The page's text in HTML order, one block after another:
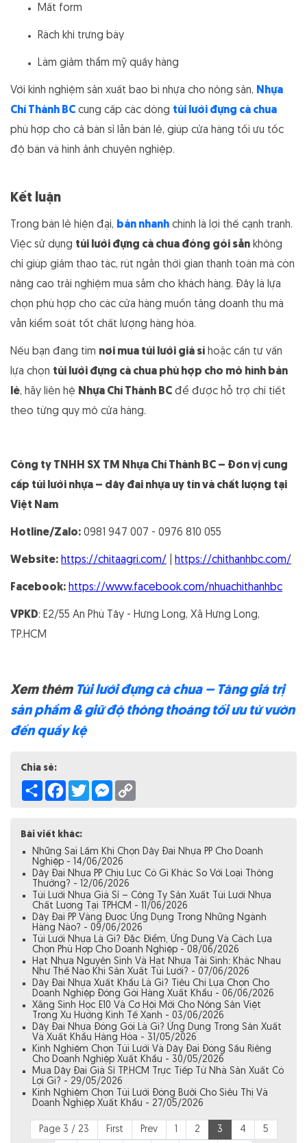
Mất form
Rách khi trưng bày
Làm giảm thẩm mỹ quầy hàng
Với kinh nghiệm sản xuất bao bì nhựa cho nông sản, Nhựa
Chí Thành BC cung cấp các dòng túi lưới đựng cà chua
phù hợp cho cả bán sỉ lẫn bán lẻ, giúp cửa hàng tối ưu tốc
độ bán và hình ảnh chuyên nghiệp.
Kết luận
Trong bán lẻ hiện đại, bán nhanh chính là lợi thế cạnh tranh.
Việc sử dụng túi lưới đựng cà chua đóng gói sẵn không
chỉ giúp giảm thao tác, rút ngắn thời gian thanh toán mà còn
nâng cao trải nghiệm mua sắm cho khách hàng. Đây là lựa
chọn phù hợp cho các cửa hàng muốn tăng doanh thu mà
vẫn kiểm soát tốt chất lượng hàng hóa.
Nếu bạn đang tìm nơi mua túi lưới giá sỉ hoặc cần tư vấn
lựa chọn túi lưới đựng cà chua phù hợp cho mô hình bán
lẻ, hãy liên hệ Nhựa Chí Thành BC để được hỗ trợ chi tiết
theo từng quy mô cửa hàng.
Công ty TNHH SX TM Nhựa Chí Thành BC – Đơn vị cung
cấp túi lưới nhựa – dây đai nhựa uy tín và chất lượng tại
Việt Nam
Hotline/Zalo: 0981 947 007 - 0976 810 055
Website: https://chitaagri.com/ https://chithanhbc.com/
Facebook: https://www.facebook.com/nhuachithanhbc
VPKD: E2/55 An Phú Tây - Hưng Long, Xã Hưng Long,
TP.HCM
Xem thêm Túi lưới đựng cà chua – Tăng giá trị
sản phẩm & giữ độ thông thoáng tối ưu từ vườn
đến quầy kệ
Chia sẻ:
Share Facebook
TwitterMessenger
Bài viết khác:
Những Sai Lầm Khi Chọn Dây Đai Nhựa PP Cho Doanh
Nghiệp - 14/06/2026
Dây Đai Nhựa PP Chịu Lực Có Gì Khác So Với Loại Thông
Thường? - 12/06/2026
Túi Lưới Nhựa Giá Sỉ – Công Ty Sản Xuất Túi Lưới Nhựa
Chất Lượng Tại TPHCM - 11/06/2026
Dây Đai PP Vàng Được Ứng Dụng Trong Những Ngành
Hàng Nào? - 09/06/2026
Túi Lưới Nhựa Là Gì? Đặc Điểm, Ứng Dụng Và Cách Lựa
Chọn Phù Hợp Cho Doanh Nghiệp - 08/06/2026
Hạt Nhựa Nguyên Sinh Và Hạt Nhựa Tái Sinh: Khác Nhau
Như Thế Nào Khi Sản Xuất Túi Lưới? - 07/06/2026
Dây Đai Nhựa Xuất Khẩu Là Gì? Tiêu Chí Lựa Chọn Cho
Doanh Nghiệp Đóng Gói Hàng Xuất Khẩu - 06/06/2026
Xăng Sinh Học E10 Và Cơ Hội Mới Cho Nông Sản Việt
Trong Xu Hướng Kinh Tế Xanh - 03/06/2026
Dây Đai Nhựa Đóng Gói Là Gì? Ứng Dụng Trong Sản Xuất
Và Xuất Khẩu Hàng Hóa - 31/05/2026
Kinh Nghiệm Chọn Túi Lưới Và Dây Đai Đóng Sầu Riêng
Cho Doanh Nghiệp Xuất Khẩu - 30/05/2026
Mua Dây Đai Giá Sỉ TP.HCM Trực Tiếp Từ Nhà Sản Xuất Có
Lợi Gì? - 29/05/2026
Kinh Nghiệm Chọn Túi Lưới Đóng Bưởi Cho Siêu Thị Và
Doanh Nghiệp Xuất Khẩu - 27/05/2026
Page 3 / 23 First Prev 1 2 3 4
5